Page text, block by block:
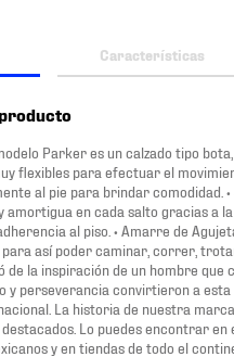
Características
Parker es un calzado tipo
flexibles para efectuar el
al pie para brindar comodidad.
amortigua en cada salto gracias a
al piso. • Amarre de
así poder caminar, correr,
de la inspiración de un hombre que
y perseverancia convirtieron a
La historia de nuestra
Lo puedes encontrar
y en tiendas de todo el